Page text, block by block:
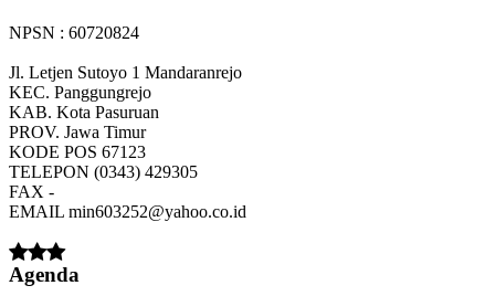
NPSN : 60720824
Jl. Letjen Sutoyo 1 Mandaranrejo
KEC. Panggungrejo
KAB. Kota Pasuruan
PROV. Jawa Timur
KODE POS 67123
TELEPON (0343) 429305
FAX -
EMAIL min603252@yahoo.co.id
Agenda